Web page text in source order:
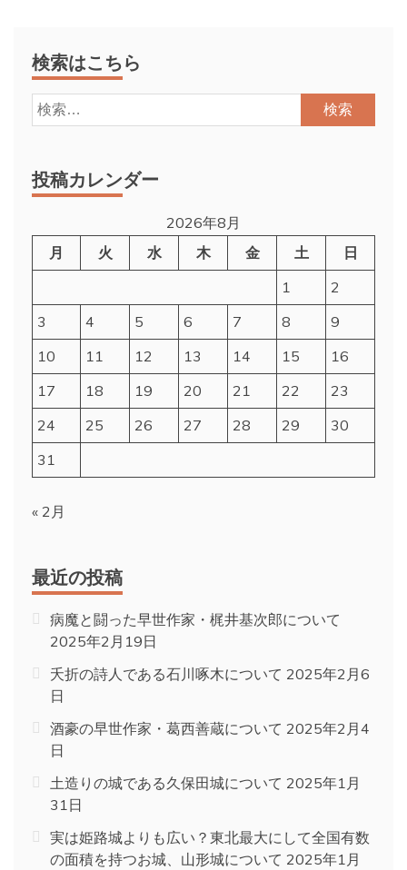
検索はこちら
検
索:
投稿カレンダー
2026年8月
月
火 水 木 金 土
日
1
2
3
4 5 6 7 8
9
10
11 12 13 14 15
16
17
18 19 20 21 22
23
24
25 26 27 28 29
30
31
« 2月
最近の投稿
病魔と闘った早世作家・梶井基次郎について
2025年2月19日
夭折の詩人である石川啄木について 2025年2月6
日
酒豪の早世作家・葛西善蔵について 2025年2月4
日
土造りの城である久保田城について 2025年1月
31日
実は姫路城よりも広い？東北最大にして全国有数
の面積を持つお城、山形城について 2025年1月